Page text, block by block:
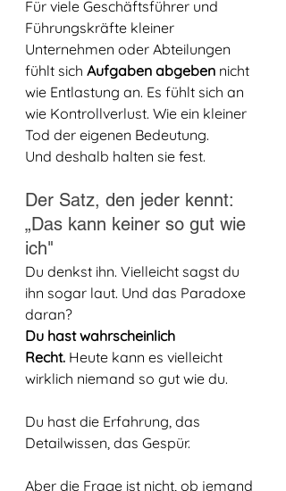
Für viele Geschäftsführer und
Führungskräfte kleiner
Unternehmen oder Abteilungen
fühlt sich Aufgaben abgeben nicht
wie Entlastung an. Es fühlt sich an
wie Kontrollverlust. Wie ein kleiner
Tod der eigenen Bedeutung.
Und deshalb halten sie fest.
Der Satz, den jeder kennt:
„Das kann keiner so gut wie
ich"
Du denkst ihn. Vielleicht sagst du
ihn sogar laut. Und das Paradoxe
daran?
Du hast wahrscheinlich
Recht. Heute kann es vielleicht
wirklich niemand so gut wie du.
Du hast die Erfahrung, das
Detailwissen, das Gespür.
Aber die Frage ist nicht, ob jemand